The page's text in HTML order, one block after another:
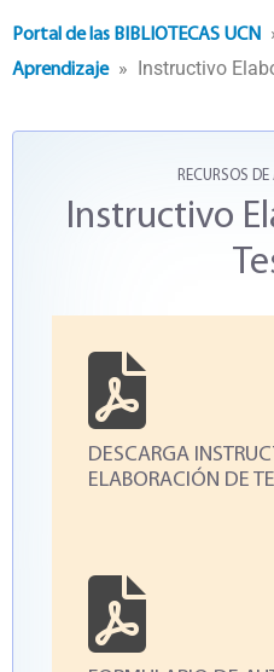
Portal de las BIBLIOTECAS UCN
Aprendizaje» Instructivo
RECURSOS
Instructivo
DESCARGA
ELABORACIÓN DE